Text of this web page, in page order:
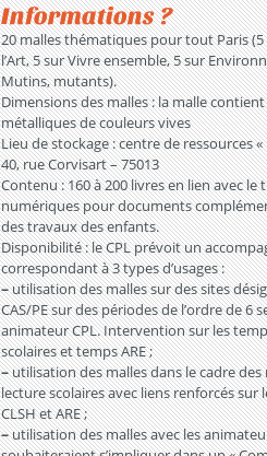
Informations ?
20 malles thématiques pour tout Paris
l’Art, 5 sur Vivre ensemble, 5 sur
Mutins, mutants).
Dimensions des malles : la malle
métalliques de couleurs vives
Lieu de stockage : centre de ressources «
40, rue Corvisart – 75013
Contenu : 160 à 200 livres en lien avec
numériques pour documents
des travaux des enfants.
Disponibilité : le CPL prévoit un
correspondant à 3 types d’usages :
–utilisation des malles sur des sites
CAS/PE sur des périodes de l’ordre de 6
animateur CPL. Intervention sur les
scolaires et temps ARE ;
–utilisation des malles dans le cadre
lecture scolaires avec liens renforcés sur
CLSH et ARE ;
–utilisation des malles avec les